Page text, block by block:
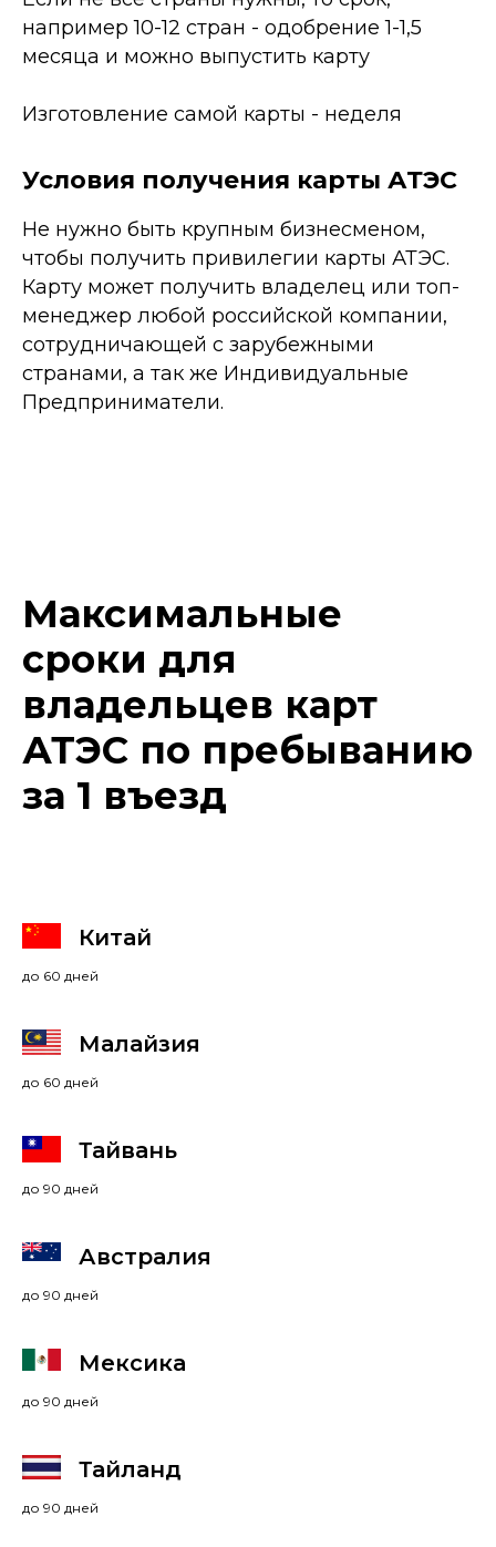
например 10-12 стран - одобрение 1-1,5
месяца и можно выпустить карту
Изготовление самой карты - неделя
Условия получения карты АТЭС
Не нужно быть крупным бизнесменом,
чтобы получить привилегии карты АТЭС.
Карту может получить владелец или топ-
менеджер любой российской компании,
сотрудничающей с зарубежными
странами, а так же Индивидуальные
Предприниматели.
Максимальные
сроки для
владельцев карт
АТЭС по пребыванию
за 1 въезд
Китай
до 60 дней
Малайзия
до 60 дней
Тайвань
до 90 дней
Австралия
до 90 дней
Мексика
до 90 дней
Тайланд
до 90 дней